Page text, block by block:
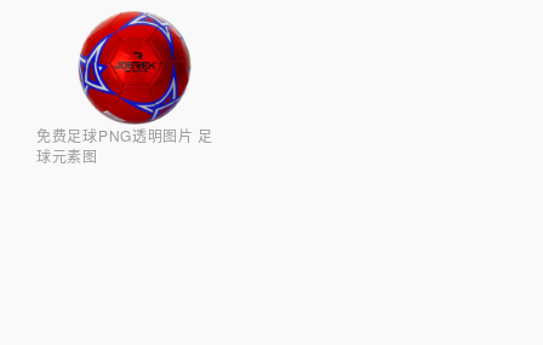
免费足球PNG透明图片 足
球元素图